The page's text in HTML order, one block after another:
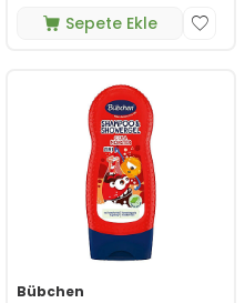
Sepete Ekle
Bübchen